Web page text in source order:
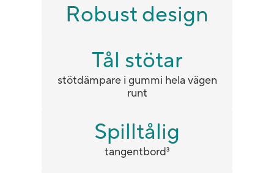
Robust design
Tål stötar
stötdämpare i gummi hela vägen
runt
Spilltålig
tangentbord3